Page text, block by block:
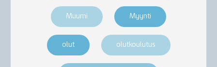
Muumi Myynti
olut olutkoulutus